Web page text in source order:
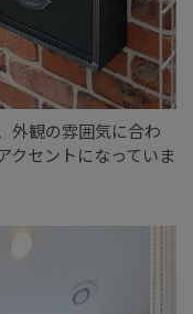
外観の雰囲気に合わ
クセントになっていま